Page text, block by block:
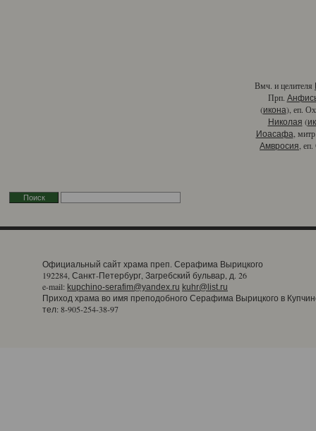
Вмч. и целителя
Прп.
(икона), еп.
Николая (
Иоасафа ,
Амвросия ,
Официальный сайт храма преп. Серафима Вырицкого
192284, Санкт-Петербург, Загребский бульвар, д. 26
e-mail: kupchino-serafim@yandex.ru kuhr@list.ru
Приход храма во имя преподобного Серафима Вырицкого в
тел: 8-905-254-38-97